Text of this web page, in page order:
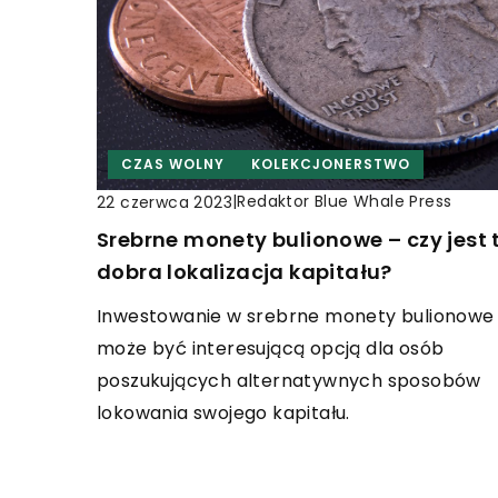
CZAS WOLNY KOLEKCJONERSTWO
22 czerwca 2023|Redaktor Blue Whale Press
Srebrne monety bulionowe – czy jest
dobra lokalizacja kapitału?
Inwestowanie w srebrne monety bulionowe
może być interesującą opcją dla osób
poszukujących alternatywnych sposobów
lokowania swojego kapitału.